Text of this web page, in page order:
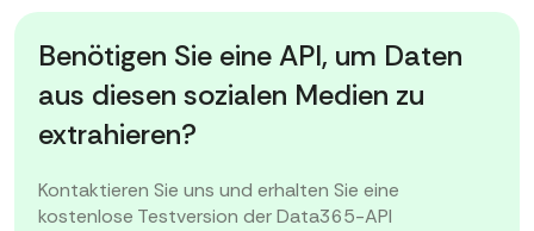
Benötigen Sie eine API, um Daten
aus diesen sozialen Medien zu
extrahieren?
Kontaktieren Sie uns und erhalten Sie eine
kostenlose Testversion der Data365-API